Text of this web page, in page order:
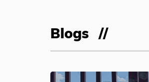
Blogs